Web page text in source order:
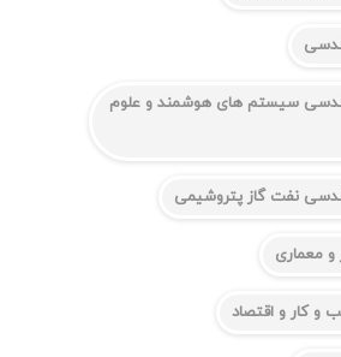
سیستم های هوشمند و علوم
نفت گاز پتروشیمی
و معماری
و کار و اقتصاد